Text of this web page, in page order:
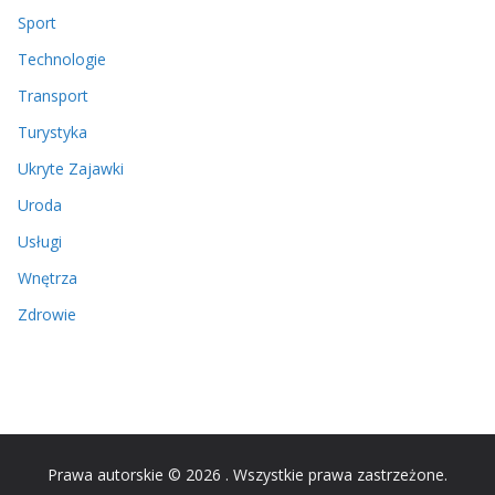
Sport
Technologie
Transport
Turystyka
Ukryte Zajawki
Uroda
Usługi
Wnętrza
Zdrowie
Prawa autorskie © 2026 . Wszystkie prawa zastrzeżone.